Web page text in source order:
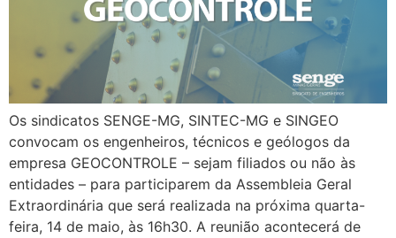
Os sindicatos SENGE-MG, SINTEC-MG e SINGEO
convocam os engenheiros, técnicos e geólogos da
empresa GEOCONTROLE – sejam filiados ou não às
entidades – para participarem da Assembleia Geral
Extraordinária que será realizada na próxima quarta-
feira, 14 de maio, às 16h30. A reunião acontecerá de